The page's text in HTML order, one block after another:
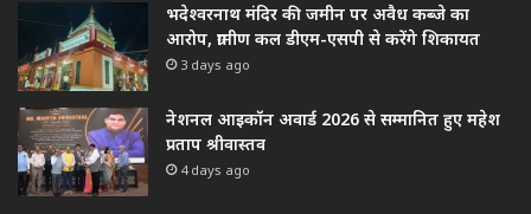
भदेश्वरनाथ मंदिर की जमीन पर अवैध कब्जे का
आरोप, ग्रामीण कल डीएम-एसपी से करेंगे शिकायत
3 days ago
नेशनल आइकॉन अवार्ड 2026 से सम्मानित हुए महेश
प्रताप श्रीवास्तव
4 days ago